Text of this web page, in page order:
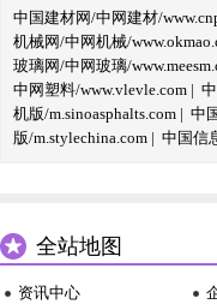
中国建材网/中网建材/
机械网/中网机械/
玻璃网/中网玻璃/
中网塑料/www.vlevle.com |
机版/m.sinoasphalts.com | 中
版/m.stylechina.com | 中国信
全站地图
资讯中心